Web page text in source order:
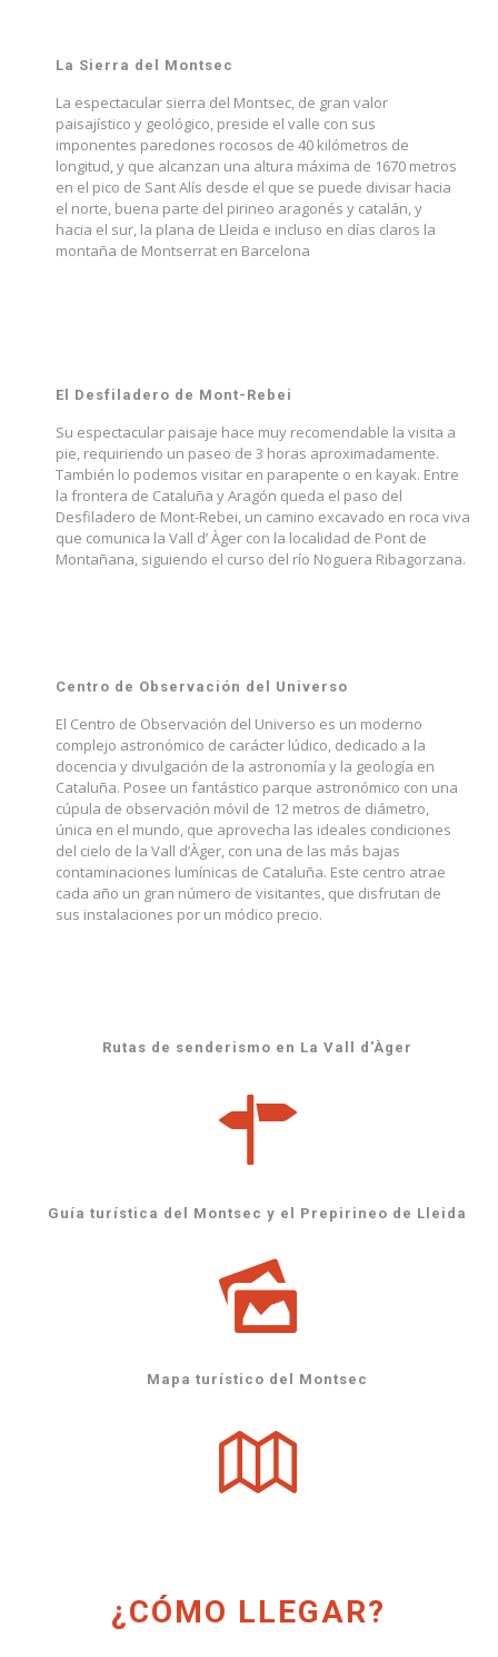
La Sierra del Montsec
La espectacular sierra del Montsec, de gran valor
paisajístico y geológico, preside el valle con sus
imponentes paredones rocosos de 40 kilómetros de
longitud, y que alcanzan una altura máxima de 1670 metros
en el pico de Sant Alís desde el que se puede divisar hacia
el norte, buena parte del pirineo aragonés y catalán, y
hacia el sur, la plana de Lleida e incluso en días claros la
montaña de Montserrat en Barcelona
El Desfiladero de Mont-Rebei
Su espectacular paisaje hace muy recomendable la visita a
pie, requiriendo un paseo de 3 horas aproximadamente.
También lo podemos visitar en parapente o en kayak. Entre
la frontera de Cataluña y Aragón queda el paso del
Desfiladero de Mont-Rebei, un camino excavado en roca viva
que comunica la Vall d’ Àger con la localidad de Pont de
Montañana, siguiendo el curso del río Noguera Ribagorzana.
Centro de Observación del Universo
El Centro de Observación del Universo es un moderno
complejo astronómico de carácter lúdico, dedicado a la
docencia y divulgación de la astronomía y la geología en
Cataluña. Posee un fantástico parque astronómico con una
cúpula de observación móvil de 12 metros de diámetro,
única en el mundo, que aprovecha las ideales condiciones
del cielo de la Vall d’Àger, con una de las más bajas
contaminaciones lumínicas de Cataluña. Este centro atrae
cada año un gran número de visitantes, que disfrutan de
sus instalaciones por un módico precio.
Rutas de senderismo en La Vall d'Àger
Guía turística del Montsec y el Prepirineo de Lleida
Mapa turístico del Montsec
¿CÓMO LLEGAR?